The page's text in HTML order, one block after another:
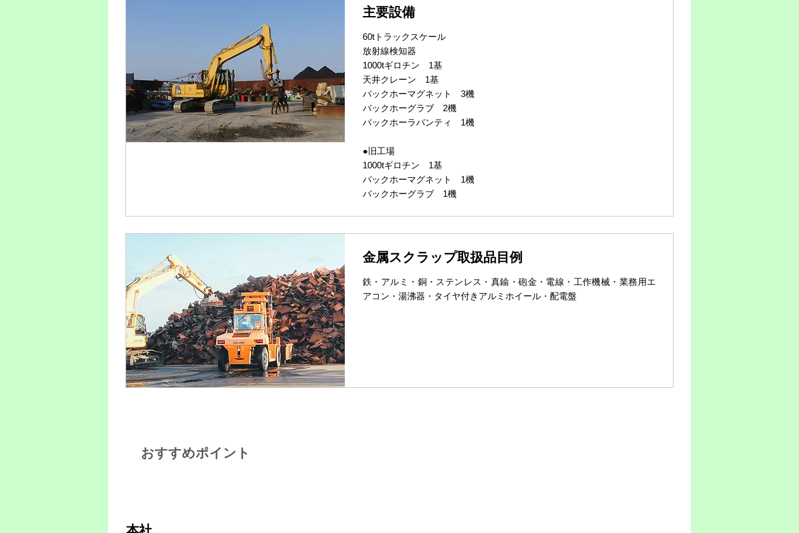
主要設備
60tトラックスケール
放射線検知器
1000tギロチン 1基
天井クレーン 1基
バックホーマグネット 3機
バックホーグラブ 2機
バックホーラバンティ 1機
●旧工場
1000tギロチン 1基
バックホーマグネット 1機
バックホーグラブ 1機
金属スクラップ取扱品目例
鉄・アルミ・銅・ステンレス・真鍮・砲金・電線・工作機械・業務用エ
アコン・湯沸器・タイヤ付きアルミホイール・配電盤
おすすめポイント